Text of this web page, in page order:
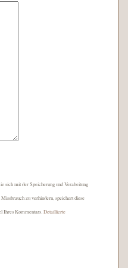
sich mit der Speicherung und Verabeitung
zu verhindern, speichert diese
Ihres Kommentars. Detaillierte